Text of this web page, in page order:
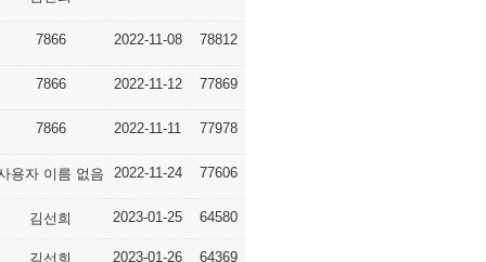
7866 2022-11-08 78812
7866 2022-11-12 77869
7866 2022-11-11 77978
용자 이름 없음 2022-11-24 77606
김선희 2023-01-25 64580
김선희 2023-01-26 64369